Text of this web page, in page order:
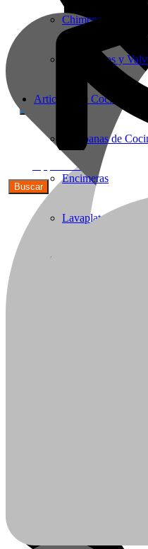
56(9)91590692
Mi Cuenta
Chimeneas de
Termostatos y
Articulos de Cocina
Campanas de
Encimeras
Lavaplatos y